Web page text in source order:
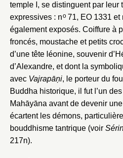
temple I, se distinguent par leur
expressives : no71, EO 1331 et
également exposés. Coiffure à
froncés, moustache et petits
d’une tête léonine, souvenir
d’Alexandre, et dont la
avec Vajrapāņi, le porteur du
Buddha historique, il fut l’un
Mahāyāna avant de devenir
écartent les démons,
bouddhisme tantrique (voir
217n).
Valider
Nouveau dossier
Mot de passe
Envoyer
Vous n'êtes pas encore inscrit ?Créer
Vous avez oublié votre mot de passe ?